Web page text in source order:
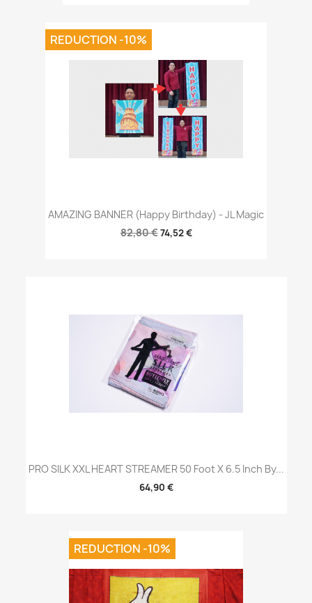
AMAZING BANNER (Happy Birthday) - JL Magic
82,80 €74,52 €
REDUCTION -10%
PRO SILK XXL HEART STREAMER 50 Foot X 6.5 Inch By...
64,90 €
REDUCTION -10%